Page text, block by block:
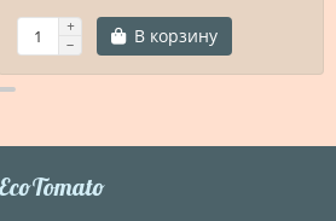
В корзину
EcoTomato